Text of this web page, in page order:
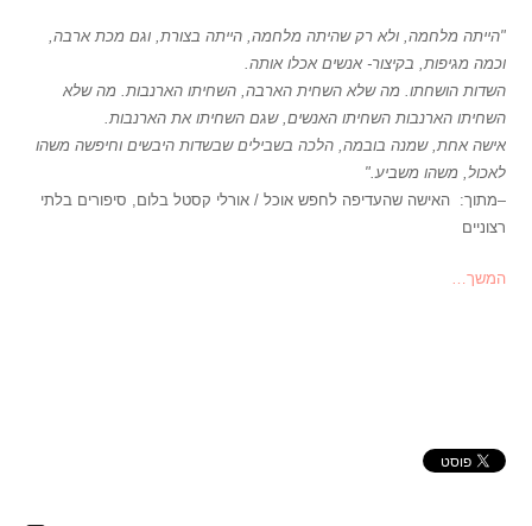
"הייתה מלחמה, ולא רק שהיתה מלחמה, הייתה בצורת, וגם מכת ארבה,
וכמה מגיפות, בקיצור- אנשים אכלו אותה.
השדות הושחתו. מה שלא השחית הארבה, השחיתו הארנבות. מה שלא
השחיתו הארנבות השחיתו האנשים, שגם השחיתו את הארנבות.
אישה אחת, שמנה בובמה, הלכה בשבילים שבשדות היבשים וחיפשה משהו
לאכול, משהו משביע."
–מתוך: האישה שהעדיפה לחפש אוכל / אורלי קסטל בלום, סיפורים בלתי
רצוניים
המשך…